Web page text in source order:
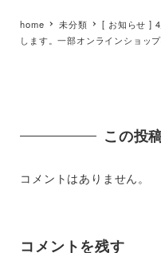
home 未分類
[ お知らせ ]
します。一部オンラインショッ
この投
コメントはありません。
コメントを残す